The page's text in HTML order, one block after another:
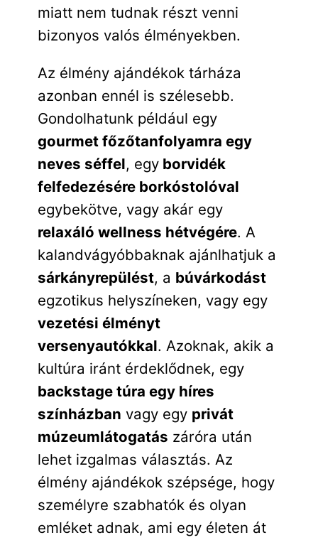
miatt nem tudnak részt venni
bizonyos valós élményekben.
Az élmény ajándékok tárháza
azonban ennél is szélesebb.
Gondolhatunk például egy
gourmet főzőtanfolyamra egy
neves séffel, egyborvidék
felfedezésére borkóstolóval
egybekötve, vagy akár egy
relaxáló wellness hétvégére. A
kalandvágyóbbaknak ajánlhatjuk a
sárkányrepülést, a búvárkodást
egzotikus helyszíneken, vagy egy
vezetési élményt
versenyautókkal. Azoknak, akik a
kultúra iránt érdeklődnek, egy
backstage túra egy híres
színházban vagy egy privát
múzeumlátogatás záróra után
lehet izgalmas választás. Az
élmény ajándékok szépsége, hogy
személyre szabhatók és olyan
emléket adnak, ami egy életen át